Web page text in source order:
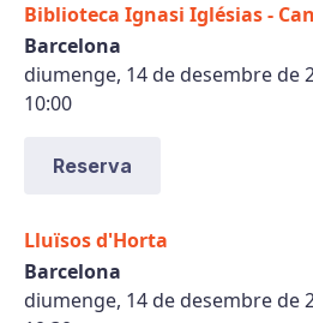
Biblioteca Ignasi Iglésias -
Barcelona
diumenge, 14 de desembre de
10:00
Reserva
Lluïsos d'Horta
Barcelona
diumenge, 14 de desembre de